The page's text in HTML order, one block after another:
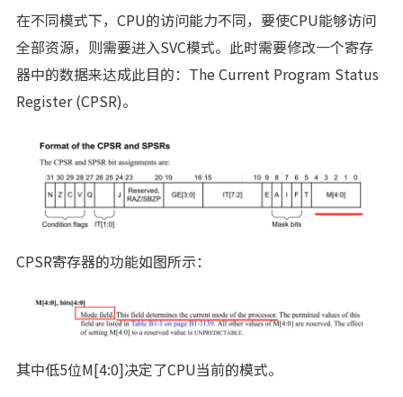
在不同模式下，CPU的访问能力不同，要使CPU能够访问
全部资源，则需要进入SVC模式。此时需要修改一个寄存
器中的数据来达成此目的：The Current Program Status
Register (CPSR)。
CPSR寄存器的功能如图所示：
其中低5位M[4:0]决定了CPU当前的模式。